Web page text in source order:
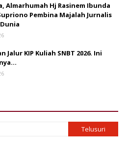
Almarhumah Hj Rasinem Ibunda
Pembina Majalah Jurnalis
Jalur KIP Kuliah SNBT 2026. Ini